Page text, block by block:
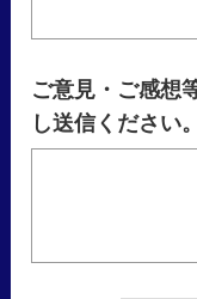
ご意見・ご感想
し送信ください。